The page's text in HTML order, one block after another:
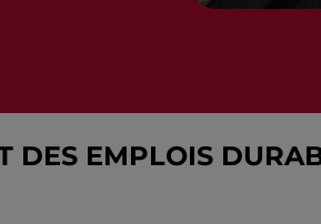
DES EMPLOIS